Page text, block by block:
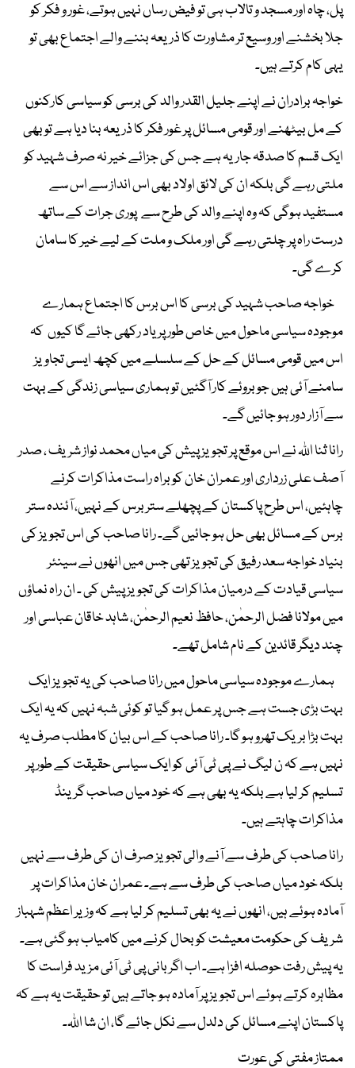
پل، چاہ اور مسجد و تالاب ہی تو فیض رساں نہیں ہوتے، غور و فکر کو
جلا بخشنے اور وسیع تر مشاورت کا ذریعہ بننے والے اجتماع بھی تو
یہی کام کرتے ہیں۔
خواجہ برادران نے اپنے جلیل القدر والد کی برسی کو سیاسی کارکنوں
کے مل بیٹھنے اور قومی مسائل پر غور فکر کا ذریعہ بنا دیا ہے تو بھی
ایک قسم کا صدقہ جاریہ ہے جس کی جزائے خیر نہ صرف شہید کو
ملتی رہے گی بلکہ ان کی لائق اولاد بھی اس انداز سے اس سے
مستفید ہوگی کہ وہ اپنے والد کی طرح سے پوری جرات کے ساتھ
درست راہ پر چلتی رہے گی اور ملک و ملت کے لیے خیر کا سامان
کرے گی۔
خواجہ صاحب شہید کی برسی کا اس برس کا اجتماع ہمارے
موجودہ سیاسی ماحول میں خاص طور پر یاد رکھی جائے گا کیوں کہ
اس میں قومی مسائل کے حل کے سلسلے میں کچھ ایسی تجاویز
سامنے آئی ہیں جو بروئے کار آگئیں تو ہماری سیاسی زندگی کے بہت
سے آزار دور ہو جائیں گے۔
رانا ثنا اللہ نے اس موقع پر تجویز پیش کی میاں محمد نواز شریف ، صدر
آصف علی زرداری اور عمران خان کو براہ راست مذاکرات کرنے
چاہئیں، اس طرح پاکستان کے پچھلے ستر برس کے نہیں، آئندہ ستر
برس کے مسائل بھی حل ہو جائیں گے۔ رانا صاحب کی اس تجویز کی
بنیاد خواجہ سعد رفیق کی تجویز تھی جس میں انھوں نے سینئر
سیاسی قیادت کے درمیان مذاکرات کی تجویز پیش کی ۔ ان راہ نماؤں
میں مولانا فضل الرحمٰن، حافظ نعیم الرحمٰن، شاہد خاقان عباسی اور
چند دیگر قائدین کے نام شامل تھے۔
ہمارے موجودہ سیاسی ماحول میں رانا صاحب کی یہ تجویز ایک
بہت بڑی جست ہے جس پر عمل ہو گیا تو کوئی شبہ نہیں کہ یہ ایک
بہت بڑا بریک تھرو ہو گا۔ رانا صاحب کے اس بیان کا مطلب صرف یہ
نہیں ہے کہ ن لیگ نے پی ٹی آئی کو ایک سیاسی حقیقت کے طور پر
تسلیم کر لیا ہے بلکہ یہ بھی ہے کہ خود میاں صاحب گرینڈ
مذاکرات چاہتے ہیں۔
رانا صاحب کی طرف سے آنے والی تجویز صرف ان کی طرف سے نہیں
بلکہ خود میاں صاحب کی طرف سے ہے۔ عمران خان مذاکرات پر
آمادہ ہوئے ہیں، انھوں نے یہ بھی تسلیم کر لیا ہے کہ وزیر اعظم شہباز
شریف کی حکومت معیشت کو بحال کرنے میں کامیاب ہو گئی ہے۔
یہ پیش رفت حوصلہ افزا ہے۔ اب اگر بانی پی ٹی آئی مزید فراست کا
مظاہرہ کرتے ہوئے اس تجویز پر آمادہ ہو جاتے ہیں تو حقیقت یہ ہے کہ
پاکستان اپنے مسائل کی دلدل سے نکل جائے گا، ان شا اللہ۔
ممتاز مفتی کی عورت